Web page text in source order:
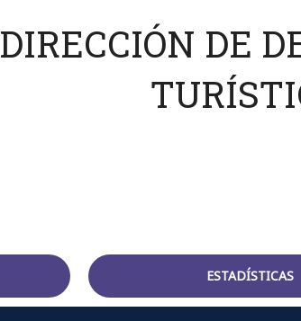
DIRECCIÓN DE
ESTADÍSTICAS